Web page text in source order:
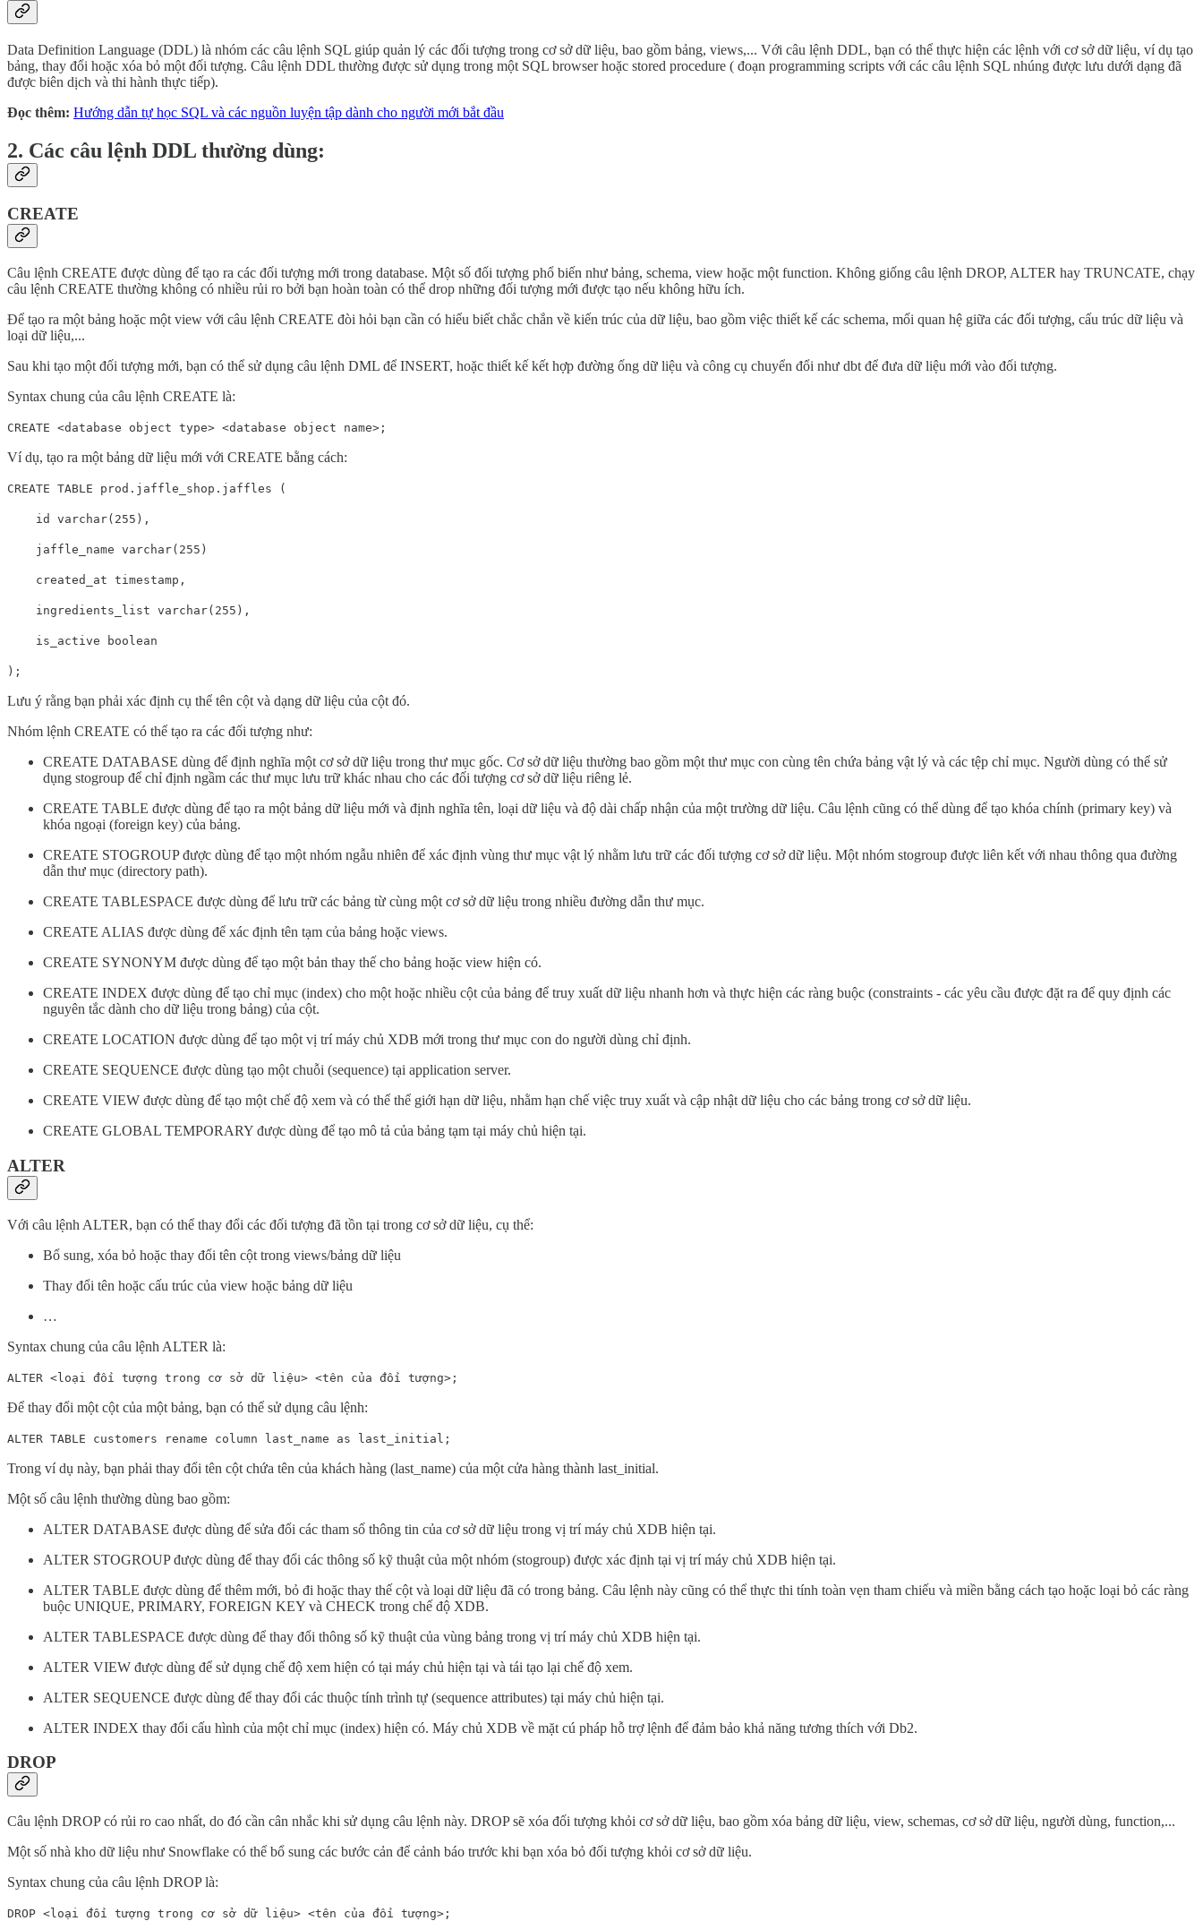
Data Definition Language (DDL) là nhóm các câu lệnh SQL giúp quản lý các đối tượng trong cơ sở dữ liệu, bao gồm bảng, views,... Với câu lệnh DDL, bạn có thể thực hiện các lệnh với cơ sở dữ liệu, ví dụ tạo
bảng, thay đổi hoặc xóa bỏ một đối tượng. Câu lệnh DDL thường được sử dụng trong một SQL browser hoặc stored procedure ( đoạn programming scripts với các câu lệnh SQL nhúng được lưu dưới dạng đã
được biên dịch và thi hành thực tiếp).
Đọc thêm: Hướng dẫn tự học SQL và các nguồn luyện tập dành cho người mới bắt đầu
2. Các câu lệnh DDL thường dùng:
CREATE
Câu lệnh CREATE được dùng để tạo ra các đối tượng mới trong database. Một số đối tượng phổ biến như bảng, schema, view hoặc một function. Không giống câu lệnh DROP, ALTER hay TRUNCATE, chạy
câu lệnh CREATE thường không có nhiều rủi ro bởi bạn hoàn toàn có thể drop những đối tượng mới được tạo nếu không hữu ích.
Để tạo ra một bảng hoặc một view với câu lệnh CREATE đòi hỏi bạn cần có hiểu biết chắc chắn về kiến trúc của dữ liệu, bao gồm việc thiết kế các schema, mối quan hệ giữa các đối tượng, cấu trúc dữ liệu và
loại dữ liệu,...
Sau khi tạo một đối tượng mới, bạn có thể sử dụng câu lệnh DML để INSERT, hoặc thiết kế kết hợp đường ống dữ liệu và công cụ chuyển đổi như dbt để đưa dữ liệu mới vào đối tượng.
Syntax chung của câu lệnh CREATE là:
CREATE <database object type> <database object name>;
Ví dụ, tạo ra một bảng dữ liệu mới với CREATE bằng cách:
CREATE TABLE prod.jaffle_shop.jaffles (
id varchar(255),
jaffle_name varchar(255)
created_at timestamp,
ingredients_list varchar(255),
is_active boolean
);
Lưu ý rằng bạn phải xác định cụ thể tên cột và dạng dữ liệu của cột đó.
Nhóm lệnh CREATE có thể tạo ra các đối tượng như:
CREATE DATABASE dùng để định nghĩa một cơ sở dữ liệu trong thư mục gốc. Cơ sở dữ liệu thường bao gồm một thư mục con cùng tên chứa bảng vật lý và các tệp chỉ mục. Người dùng có thể sử
dụng stogroup để chỉ định ngầm các thư mục lưu trữ khác nhau cho các đối tượng cơ sở dữ liệu riêng lẻ.
CREATE TABLE được dùng để tạo ra một bảng dữ liệu mới và định nghĩa tên, loại dữ liệu và độ dài chấp nhận của một trường dữ liệu. Câu lệnh cũng có thể dùng để tạo khóa chính (primary key) và
khóa ngoại (foreign key) của bảng.
CREATE STOGROUP được dùng để tạo một nhóm ngẫu nhiên để xác định vùng thư mục vật lý nhằm lưu trữ các đối tượng cơ sở dữ liệu. Một nhóm stogroup được liên kết với nhau thông qua đường
dẫn thư mục (directory path).
CREATE TABLESPACE được dùng để lưu trữ các bảng từ cùng một cơ sở dữ liệu trong nhiều đường dẫn thư mục.
CREATE ALIAS được dùng để xác định tên tạm của bảng hoặc views.
CREATE SYNONYM được dùng để tạo một bản thay thế cho bảng hoặc view hiện có.
CREATE INDEX được dùng để tạo chỉ mục (index) cho một hoặc nhiều cột của bảng để truy xuất dữ liệu nhanh hơn và thực hiện các ràng buộc (constraints - các yêu cầu được đặt ra để quy định các
nguyên tắc dành cho dữ liệu trong bảng) của cột.
CREATE LOCATION được dùng để tạo một vị trí máy chủ XDB mới trong thư mục con do người dùng chỉ định.
CREATE SEQUENCE được dùng tạo một chuỗi (sequence) tại application server.
CREATE VIEW được dùng để tạo một chế độ xem và có thể thể giới hạn dữ liệu, nhằm hạn chế việc truy xuất và cập nhật dữ liệu cho các bảng trong cơ sở dữ liệu.
CREATE GLOBAL TEMPORARY được dùng để tạo mô tả của bảng tạm tại máy chủ hiện tại.
ALTER
Với câu lệnh ALTER, bạn có thể thay đổi các đối tượng đã tồn tại trong cơ sở dữ liệu, cụ thể:
Bổ sung, xóa bỏ hoặc thay đổi tên cột trong views/bảng dữ liệu
Thay đổi tên hoặc cấu trúc của view hoặc bảng dữ liệu
…
Syntax chung của câu lệnh ALTER là:
ALTER <loại đối tượng trong cơ sở dữ liệu> <tên của đối tượng>;
Để thay đổi một cột của một bảng, bạn có thể sử dụng câu lệnh:
ALTER TABLE customers rename column last_name as last_initial;
Trong ví dụ này, bạn phải thay đổi tên cột chứa tên của khách hàng (last_name) của một cửa hàng thành last_initial.
Một số câu lệnh thường dùng bao gồm:
ALTER DATABASE được dùng để sửa đổi các tham số thông tin của cơ sở dữ liệu trong vị trí máy chủ XDB hiện tại.
ALTER STOGROUP được dùng để thay đổi các thông số kỹ thuật của một nhóm (stogroup) được xác định tại vị trí máy chủ XDB hiện tại.
ALTER TABLE được dùng để thêm mới, bỏ đi hoặc thay thế cột và loại dữ liệu đã có trong bảng. Câu lệnh này cũng có thể thực thi tính toàn vẹn tham chiếu và miền bằng cách tạo hoặc loại bỏ các ràng
buộc UNIQUE, PRIMARY, FOREIGN KEY và CHECK trong chế độ XDB.
ALTER TABLESPACE được dùng để thay đổi thông số kỹ thuật của vùng bảng trong vị trí máy chủ XDB hiện tại.
ALTER VIEW được dùng để sử dụng chế độ xem hiện có tại máy chủ hiện tại và tái tạo lại chế độ xem.
ALTER SEQUENCE được dùng để thay đổi các thuộc tính trình tự (sequence attributes) tại máy chủ hiện tại.
ALTER INDEX thay đổi cấu hình của một chỉ mục (index) hiện có. Máy chủ XDB về mặt cú pháp hỗ trợ lệnh để đảm bảo khả năng tương thích với Db2.
DROP
Câu lệnh DROP có rủi ro cao nhất, do đó cần cân nhắc khi sử dụng câu lệnh này. DROP sẽ xóa đối tượng khỏi cơ sở dữ liệu, bao gồm xóa bảng dữ liệu, view, schemas, cơ sở dữ liệu, người dùng, function,...
Một số nhà kho dữ liệu như Snowflake có thể bổ sung các bước cản để cảnh báo trước khi bạn xóa bỏ đối tượng khỏi cơ sở dữ liệu.
Syntax chung của câu lệnh DROP là:
DROP <loại đối tượng trong cơ sở dữ liệu> <tên của đối tượng>;